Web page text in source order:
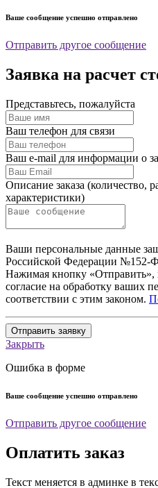
Ваше сообщение успешно отправлено
Отправить другое сообщение
Заявка на расчет
Представьтесь, пожалуйста
Ваш телефон для связи
Ваш e-mail для информации о
Описание заказа (количество,
характеристики)
Ваши персональные данные
Российской Федерации №152-
Нажимая кнопку «Отправить»,
согласие на обработку ваших
соответствии с этим законом.
Отправить заявку
Закрыть
Ошибка в форме
Ваше сообщение успешно отправлено
Отправить другое сообщение
Оплатить заказ
Текст меняется в админке в